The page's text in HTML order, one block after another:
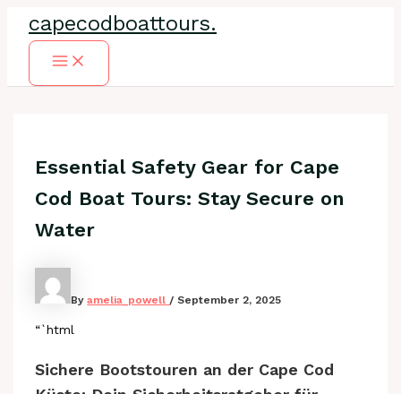
content
capecodboattours.
Main
Essential Safety Gear for Cape
Cod Boat Tours: Stay Secure on
Water
Byamelia_powell /September 2, 2025
“`html
Sichere Bootstouren an der Cape Cod